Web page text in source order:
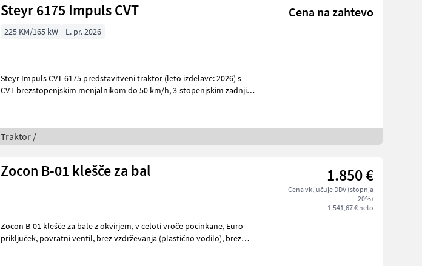
Steyr 6175 Impuls CVT Cena na zahtevo
225 KM/165 kW L. pr. 2026
Steyr Impuls CVT 6175 predstavitveni traktor (leto izdelave: 2026) s
CVT brezstopenjskim menjalnikom do 50 km/h, 3-stopenjskim zadnjim
Traktor /
Zocon B-01 klešče za bal 1.850 €
Cena vključuje DDV (stopnja
20%)
1.541,67 € neto
Zocon B-01 klešče za bale z okvirjem, v celoti vroče pocinkane, Euro-
priključek, povratni ventil, brez vzdrževanja (plastično vodilo), brez